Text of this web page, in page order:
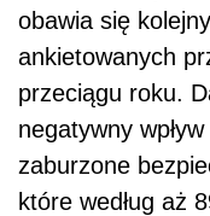
obawia się
ankietowanych
przeciągu roku.
negatywny
zaburzone
które według aż